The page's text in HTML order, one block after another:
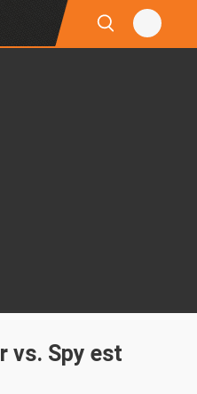
vs. Spy est